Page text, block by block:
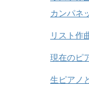
カンパネ
リスト作
現在のピ
生ピアノ